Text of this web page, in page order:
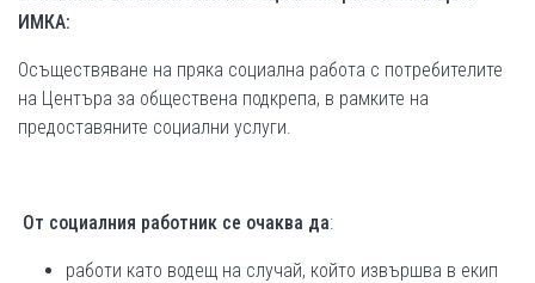
ИМКА:
Осъществяване на пряка социална работа с потребителите
на Центъра за обществена подкрепа, в рамките на
предоставяните социални услуги.
От социалния работник се очаква да:
работи като водещ на случай, който извършва в екип